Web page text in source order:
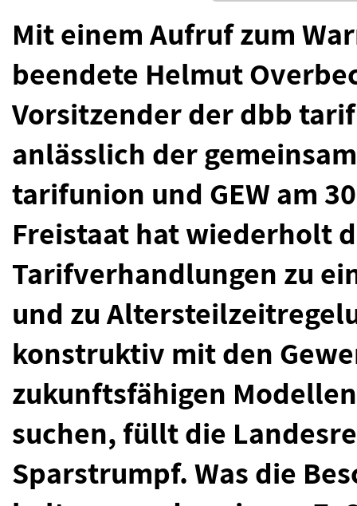
Mit einem Aufruf zum
beendete Helmut
Vorsitzender der dbb
anlässlich der
tarifunion und GEW am
Freistaat hat wiederholt
Tarifverhandlungen zu
und zu
konstruktiv mit den
zukunftsfähigen
suchen, füllt die
Sparstrumpf. Was die